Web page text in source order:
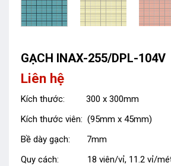
GẠCH INAX-255/DPL-104V
Liên hệ
Kích thước: 300 x 300mm
Kích thước viên: (95mm x 45mm)
Bề dày gạch: 7mm
Quy cách: 18 viên/vỉ, 11.2 vỉ/mét,